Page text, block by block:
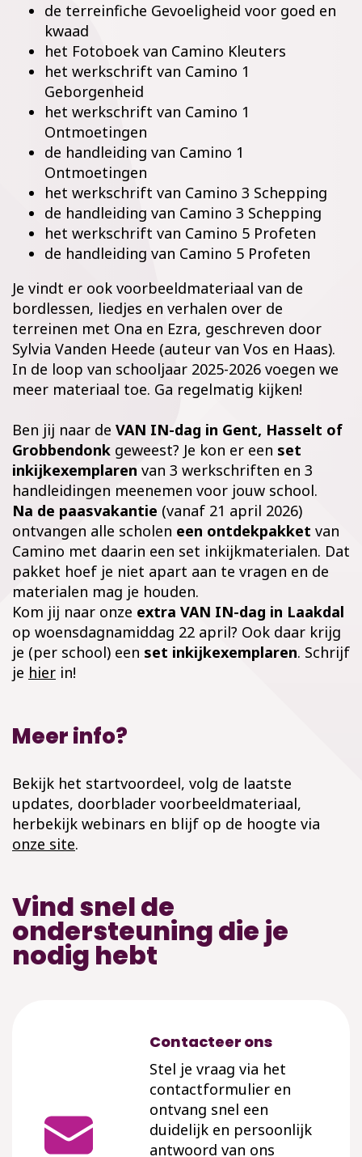
de terreinfiche Gevoeligheid voor goed en
kwaad
het Fotoboek van Camino Kleuters
het werkschrift van Camino 1
Geborgenheid
het werkschrift van Camino 1
Ontmoetingen
de handleiding van Camino 1
Ontmoetingen
het werkschrift van Camino 3 Schepping
de handleiding van Camino 3 Schepping
het werkschrift van Camino 5 Profeten
de handleiding van Camino 5 Profeten
Je vindt er ook voorbeeldmateriaal van de
bordlessen, liedjes en verhalen over de
terreinen met Ona en Ezra, geschreven door
Sylvia Vanden Heede (auteur van Vos en Haas).
In de loop van schooljaar 2025-2026 voegen we
meer materiaal toe. Ga regelmatig kijken!
Ben jij naar de VAN IN-dag in Gent, Hasselt of
Grobbendonk geweest? Je kon er een set
inkijkexemplaren van 3 werkschriften en 3
handleidingen meenemen voor jouw school.
Na de paasvakantie (vanaf 21 april 2026)
ontvangen alle scholen een ontdekpakket van
Camino met daarin een set inkijkmaterialen. Dat
pakket hoef je niet apart aan te vragen en de
materialen mag je houden.
Kom jij naar onze extra VAN IN-dag in Laakdal
op woensdagnamiddag 22 april? Ook daar krijg
je (per school) een set inkijkexemplaren. Schrijf
je hier in!
Meer info?
Bekijk het startvoordeel, volg de laatste
updates, doorblader voorbeeldmateriaal,
herbekijk webinars en blijf op de hoogte via
onze site.
Vind snel de
ondersteuning die je
nodig hebt
Contacteer ons
Stel je vraag via het
contactformulier en
ontvang snel een
duidelijk en persoonlijk
antwoord van ons